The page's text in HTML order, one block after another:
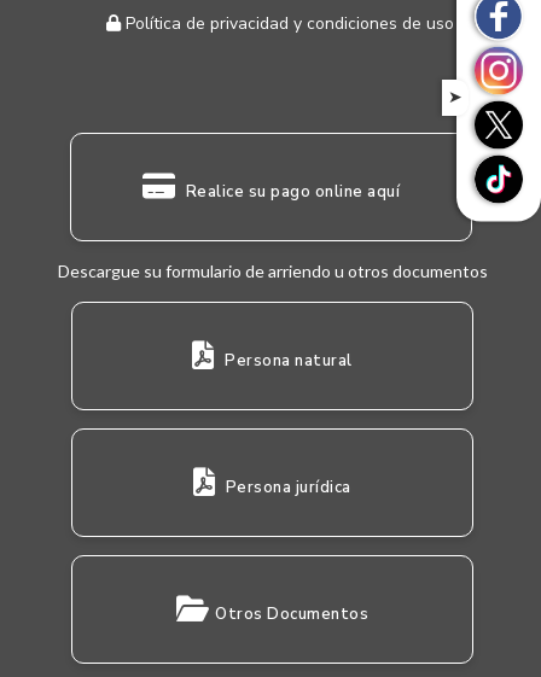
Política de privacidad y condiciones de uso
Realice su pago online aquí
Descargue su formulario de arriendo u otros documentos
Persona natural
Persona jurídica
Otros Documentos
➤